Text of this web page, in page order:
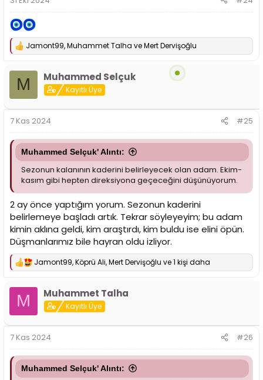
T
Jamont99,Muhammet Talha veMert Dervişoğlu
M Muhammed Selçuk
Kayıtlı Üye
7 Kas 2024 #25
Muhammed Selçuk' Alıntı:
Sezonun kalanının kaderini belirleyecek olan adam. Ekim-
kasım gibi hepten direksiyona geçeceğini düşünüyorum.
2 ay önce yaptığım yorum. Sezonun kaderini
belirlemeye başladı artık. Tekrar söyleyeyim; bu adam
kimin aklına geldi, kim araştırdı, kim buldu ise elini öpün.
Düşmanlarımız bile hayran oldu izliyor.
T
Jamont99,Köprü Ali,Mert Dervişoğlu ve 1 kişi daha
M Muhammet Talha
Kayıtlı Üye
7 Kas 2024 #26
Muhammed Selçuk' Alıntı: